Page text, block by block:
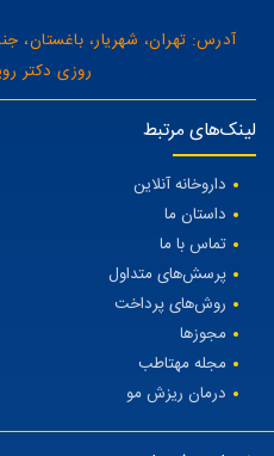
آدرس: تهران، شهریار، باغستان،
روزی دکتر
لینک‌های مرتبط
داروخانه آنلاین
داستان ما
تماس با ما
پرسش‌های متداول
روش‌های پرداخت
مجوزها
مجله مهتاطب
درمان ریزش مو